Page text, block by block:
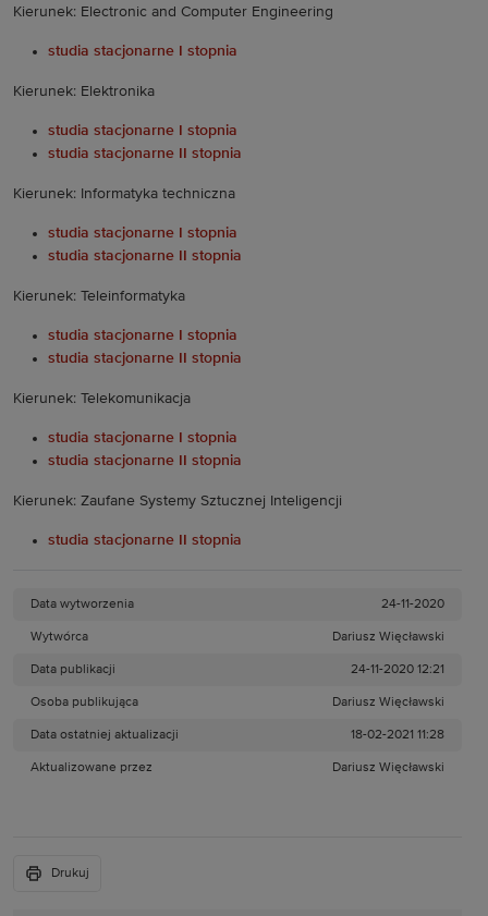
Kierunek: Electronic and Computer Engineering
studia stacjonarne I stopnia
Kierunek: Elektronika
studia stacjonarne I stopnia
studia stacjonarne II stopnia
Kierunek: Informatyka techniczna
studia stacjonarne I stopnia
studia stacjonarne II stopnia
Kierunek: Teleinformatyka
studia stacjonarne I stopnia
studia stacjonarne II stopnia
Kierunek: Telekomunikacja
studia stacjonarne I stopnia
studia stacjonarne II stopnia
Kierunek: Zaufane Systemy Sztucznej Inteligencji
studia stacjonarne II stopnia
Data wytworzenia 24-11-2020
Wytwórca Dariusz Więcławski
Data publikacji 24-11-2020 12:21
Osoba publikująca Dariusz Więcławski
Data ostatniej aktualizacji 18-02-2021 11:28
Aktualizowane przez Dariusz Więcławski
Drukuj